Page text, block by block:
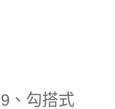
9、勾搭式